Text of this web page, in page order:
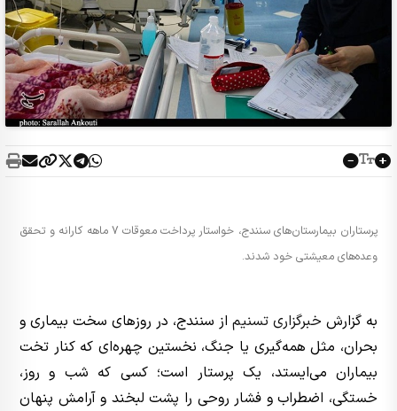
پرستاران بیمارستان‌های سنندج، خواستار پرداخت معوقات 7 ماهه کارانه و تحقق
وعده‌های معیشتی خود شدند.
به گزارش خبرگزاری تسنیماز سنندج، در روزهای سخت‌ بیماری و
بحران، مثل همه‌گیری یا جنگ، نخستین چهره‌ای که کنار تخت
بیماران می‌ایستد، یک پرستار است؛ کسی که شب و روز،
خستگی، اضطراب و فشار روحی را پشت لبخند و آرامش پنهان